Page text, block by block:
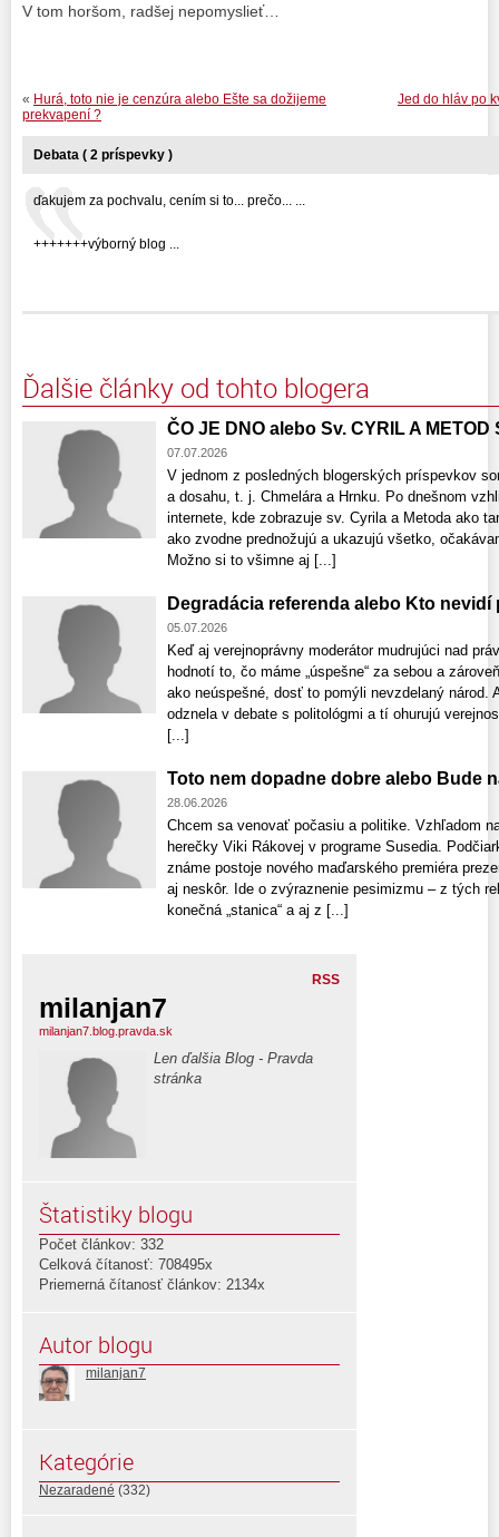
V tom horšom, radšej nepomyslieť…
Jed do hláv po
« Hurá, toto nie je cenzúra alebo Ešte sa dožijeme
prekvapení ?
Debata ( 2 príspevky )
ďakujem za pochvalu, cením si to... prečo... ...
+++++++výborný blog ...
Ďalšie články od tohto blogera
ČO JE DNO alebo Sv. CYRIL A METOD
07.07.2026
V jednom z posledných blogerských príspevkov
a dosahu, t. j. Chmelára a Hrnku. Po dnešnom
internete, kde zobrazuje sv. Cyrila a Metoda ako
ako zvodne prednožujú a ukazujú všetko,
Možno si to všimne aj [...]
Degradácia referenda alebo Kto
05.07.2026
Keď aj verejnoprávny moderátor mudrujúci nad
hodnotí to, čo máme „úspešne“ za sebou a
ako neúspešné, dosť to pomýli nevzdelaný národ.
odznela v debate s politológmi a tí ohurujú
[...]
Toto nem dopadne dobre alebo Bude
28.06.2026
Chcem sa venovať počasiu a politike. Vzhľadom
herečky Viki Rákovej v programe Susedia.
známe postoje nového maďarského premiéra
aj neskôr. Ide o zvýraznenie pesimizmu – z tých
konečná „stanica“ a aj z [...]
RSS
milanjan7
milanjan7.blog.pravda.sk
Len ďalšia Blog - Pravda
stránka
Štatistiky blogu
Počet článkov: 332
Celková čítanosť: 708495x
Priemerná čítanosť článkov: 2134x
Autor blogu
milanjan7
Kategórie
Nezaradené (332)